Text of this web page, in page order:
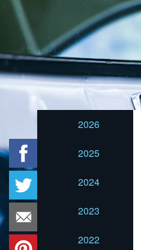
2026
2025
2024
2023
2022